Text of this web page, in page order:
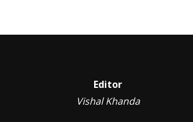
Editor
Vishal Khanda